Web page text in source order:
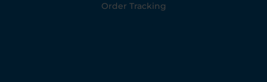
Order Tracking